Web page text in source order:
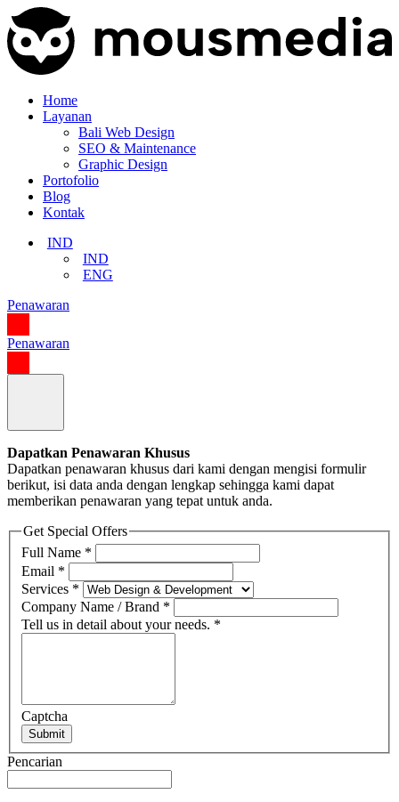
Home
Layanan
Bali Web Design
SEO & Maintenance
Graphic Design
Portofolio
Blog
Kontak
IND
IND
ENG
Penawaran
Penawaran
Dapatkan Penawaran Khusus
Dapatkan penawaran khusus dari kami dengan mengisi formulir
berikut, isi data anda dengan lengkap sehingga kami dapat
memberikan penawaran yang tepat untuk anda.
Get Special Offers
Full Name *
Email *
Services *
Company Name / Brand *
Tell us in detail about your needs. *
Captcha
Submit
Pencarian